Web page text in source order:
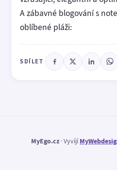
A zábavné blogování s
oblíbené pláži:
SDÍLET
MyEgo.cz · Vyvíjí